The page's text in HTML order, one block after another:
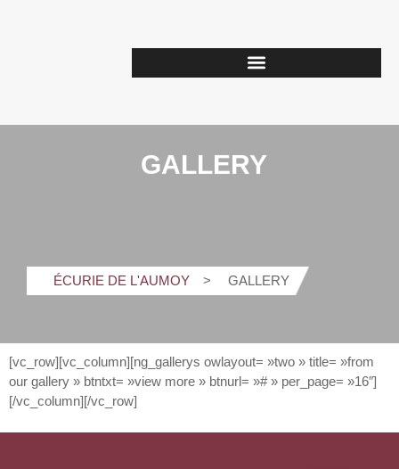
GALLERY
ÉCURIE DE L'AUMOY GALLERY
[vc_row][vc_column][ng_gallerys owlayout= »two » title= »from
our gallery » btntxt= »view more » btnurl= »# » per_page= »16″]
[/vc_column][/vc_row]